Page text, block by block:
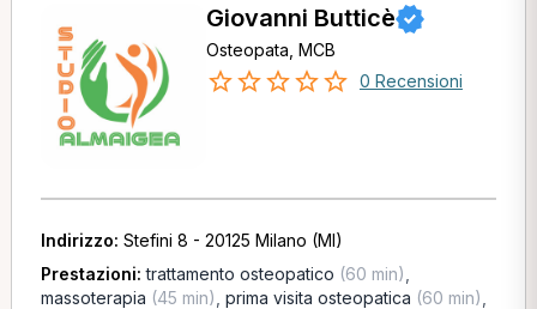
Giovanni Butticè
Osteopata, MCB
0 Recensioni
Indirizzo: Stefini 8 - 20125 Milano (MI)
Prestazioni:trattamento osteopatico (60 min)
massoterapia (45 min) prima visita osteopatica (60 min)